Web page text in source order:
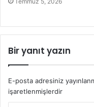
Bir yanıt yazın
E-posta adresiniz
işaretlenmişlerdir